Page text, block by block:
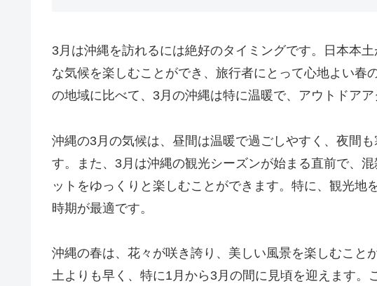
3月は沖縄を訪れるには絶好のタイミングです。日本本
な気候を楽しむことができ、旅行者にとって心地よい春
の地域に比べて、3月の沖縄は特に温暖で、アウトドアア
沖縄の3月の気候は、昼間は温暖で過ごしやすく、夜間
す。また、3月は沖縄の観光シーズンが始まる直前で、
ットをゆっくりと楽しむことができます。特に、観光地
時期が最適です。
沖縄の春は、花々が咲き誇り、美しい風景を楽しむこと
土よりも早く、特に1月から3月の間に見頃を迎えます。